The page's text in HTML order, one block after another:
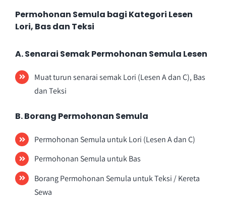
Permohonan Semula bagi Kategori Lesen
Lori, Bas dan Teksi
A. Senarai Semak Permohonan Semula Lesen
Muat turun senarai semak Lori (Lesen A dan C), Bas
dan Teksi
B. Borang Permohonan Semula
Permohonan Semula untuk Lori (Lesen A dan C)
Permohonan Semula untuk Bas
Borang Permohonan Semula untuk Teksi / Kereta
Sewa